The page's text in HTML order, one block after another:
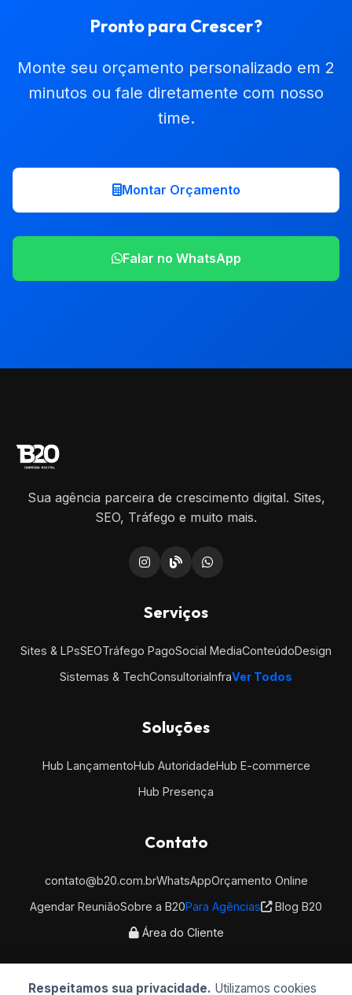
Pronto para Crescer?
Monte seu orçamento personalizado em 2
minutos ou fale diretamente com nosso
time.
Montar Orçamento
Falar no WhatsApp
Sua agência parceira de crescimento digital. Sites,
SEO, Tráfego e muito mais.
Serviços
Sites & LPsSEOTráfego PagoSocial MediaConteúdoDesign
Sistemas & TechConsultoriaInfraVer Todos
Soluções
Hub LançamentoHub AutoridadeHub E-commerce
Hub Presença
Contato
contato@b20.com.brWhatsAppOrçamento Online
Agendar ReuniãoSobre a B20Para Agências
Blog B20
Área do Cliente
Respeitamos sua privacidade. Utilizamos cookies